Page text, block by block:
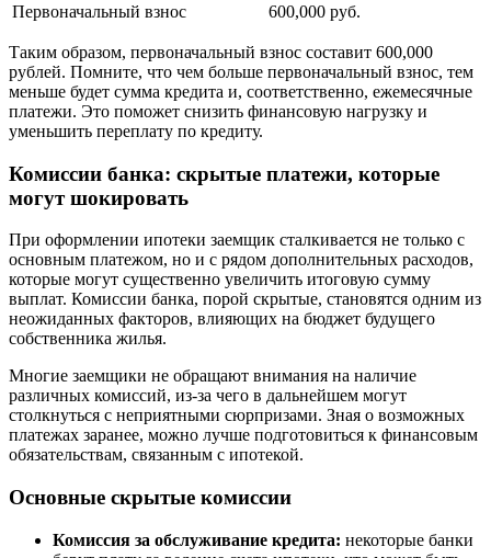
Первоначальный взнос
600,000 руб.
Таким образом, первоначальный взнос составит 600,000
рублей. Помните, что чем больше первоначальный взнос, тем
меньше будет сумма кредита и, соответственно, ежемесячные
платежи. Это поможет снизить финансовую нагрузку и
уменьшить переплату по кредиту.
Комиссии банка: скрытые платежи, которые
могут шокировать
При оформлении ипотеки заемщик сталкивается не только с
основным платежом, но и с рядом дополнительных расходов,
которые могут существенно увеличить итоговую сумму
выплат. Комиссии банка, порой скрытые, становятся одним из
неожиданных факторов, влияющих на бюджет будущего
собственника жилья.
Многие заемщики не обращают внимания на наличие
различных комиссий, из-за чего в дальнейшем могут
столкнуться с неприятными сюрпризами. Зная о возможных
платежах заранее, можно лучше подготовиться к финансовым
обязательствам, связанным с ипотекой.
Основные скрытые комиссии
Комиссия за обслуживание кредита: некоторые банки